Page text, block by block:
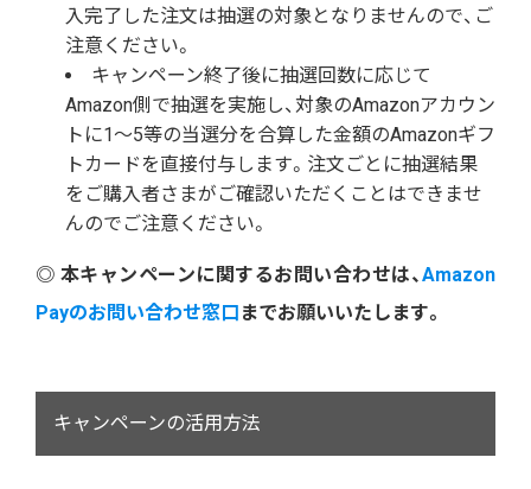
入完了した注文は抽選の対象となりませんので、ご
注意ください。
キャンペーン終了後に抽選回数に応じて
Amazon側で抽選を実施し、対象のAmazonアカウン
トに1～5等の当選分を合算した金額のAmazonギフ
トカードを直接付与します。注文ごとに抽選結果
をご購入者さまがご確認いただくことはできませ
んのでご注意ください。
◎ 本キャンペーンに関するお問い合わせは、Amazon
Payのお問い合わせ窓口 までお願いいたします。
キャンペーンの活用方法